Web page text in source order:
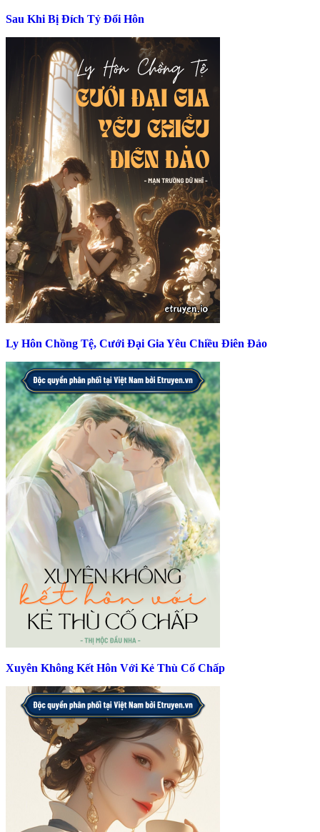
Sau Khi Bị Đích Tỷ Đổi Hôn
Ly Hôn Chồng Tệ, Cưới Đại Gia Yêu Chiều Điên Đảo
Xuyên Không Kết Hôn Với Kẻ Thù Cố Chấp